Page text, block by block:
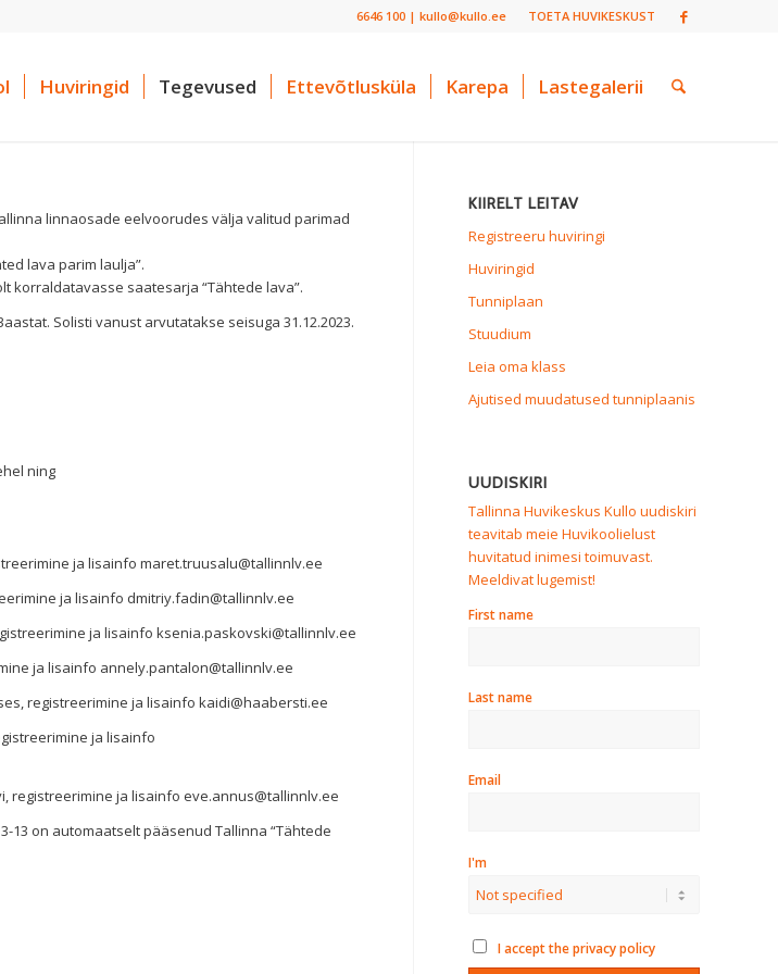
TOETA HUVIKESKUST
6646 100 | kullo@kullo.ee
Huviringid Tegevused Ettevõtlusküla Karepa Lastegalerii
linnaosade eelvoorudes välja valitud parimad
lava parim laulja”.
korraldatavasse saatesarja “Tähtede lava”.
Solisti vanust arvutatakse seisuga 31.12.2023.
ning
ja lisainfo maret.truusalu@tallinnlv.ee
ja lisainfo dmitriy.fadin@tallinnlv.ee
ja lisainfo ksenia.paskovski@tallinnlv.ee
ja lisainfo annely.pantalon@tallinnlv.ee
registreerimine ja lisainfo kaidi@haabersti.ee
ja lisainfo
registreerimine ja lisainfo eve.annus@tallinnlv.ee
13 on automaatselt pääsenud Tallinna “Tähtede
KIIRELT LEITAV
Registreeru huviringi
Huviringid
Tunniplaan
Stuudium
Leia oma klass
Ajutised muudatused tunniplaanis
UUDISKIRI
Tallinna Huvikeskus Kullo uudiskiri
teavitab meie Huvikoolielust
huvitatud inimesi toimuvast.
Meeldivat lugemist!
First name
Last name
Email
I'm
I accept the privacy policy